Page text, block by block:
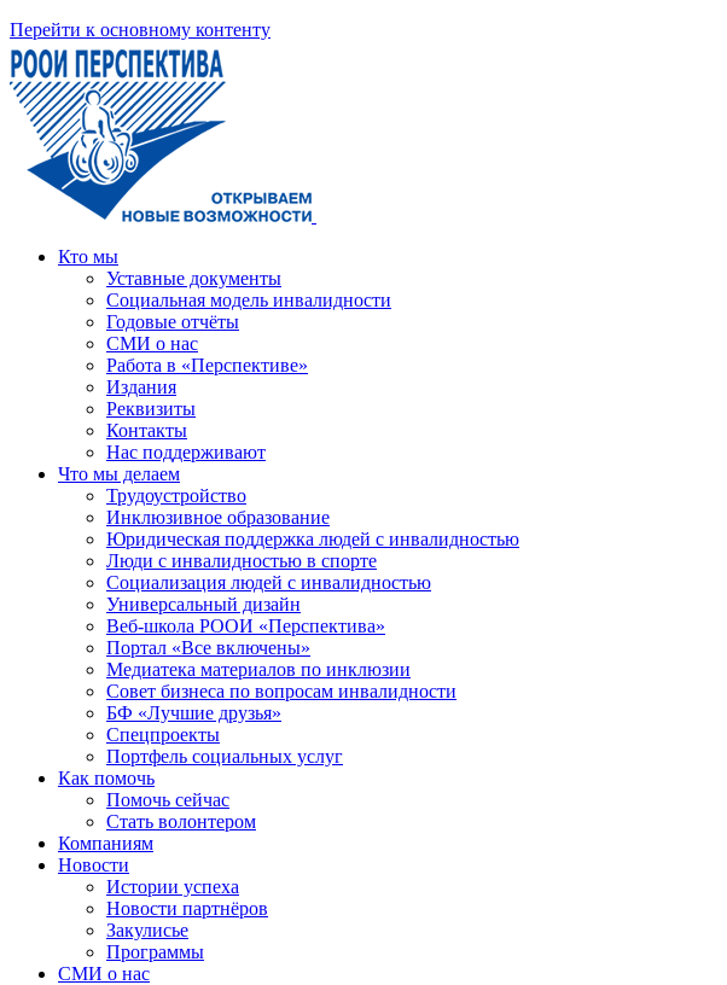
Перейти к основному контенту
Кто мы
Уставные документы
Социальная модель инвалидности
Годовые отчёты
СМИ о нас
Работа в «Перспективе»
Издания
Реквизиты
Контакты
Нас поддерживают
Что мы делаем
Трудоустройство
Инклюзивное образование
Юридическая поддержка людей с инвалидностью
Люди с инвалидностью в спорте
Социализация людей с инвалидностью
Универсальный дизайн
Веб-школа РООИ «Перспектива»
Портал «Все включены»
Медиатека материалов по инклюзии
Совет бизнеса по вопросам инвалидности
БФ «Лучшие друзья»
Спецпроекты
Портфель социальных услуг
Как помочь
Помочь сейчас
Стать волонтером
Компаниям
Новости
Истории успеха
Новости партнёров
Закулисье
Программы
СМИ о нас